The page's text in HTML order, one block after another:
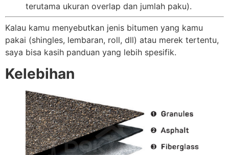
terutama ukuran overlap dan jumlah paku).
Kalau kamu menyebutkan jenis bitumen yang kamu
pakai (shingles, lembaran, roll, dll) atau merek tertentu,
saya bisa kasih panduan yang lebih spesifik.
Kelebihan